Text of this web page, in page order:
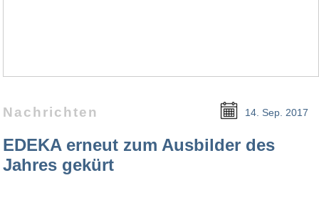
Nachrichten 14. Sep. 2017
EDEKA erneut zum Ausbilder des
Jahres gekürt